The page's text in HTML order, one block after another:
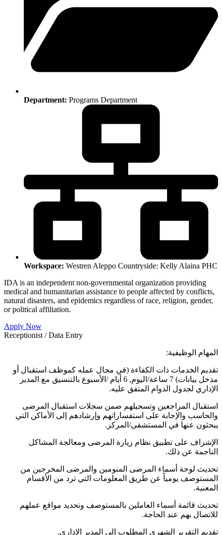
Department: Programs Department
Workspace: Westren Aleppo Countryside: Kelly Alaina PHC
IDA is an independent non-governmental organization providing
medical and humanitarian assistance to people affected by conflicts,
natural disasters, and epidemics regardless of race, religion, gender,
or political affiliation.
Apply Now
Receptionist / Data Entry
المهام الوظيفية:
تقديم الخدمات ذات الكفاءة (في مجال عمله كموظف استقبال أو
مدخل بيانات) 7 ساعة/اليوم, 6 أيام /الأسبوع بالتنسيق مع المدير
الإداري لجدول الدوام المتفق عليه.
استقبال المراجعين وتسجيلهم ضمن سجلات استقبال المرضى
والحاسب والإجابة على استفساراتهم وإرشادهم إلى الأماكن التي
يبحثون عنها في المستشفى/المركز.
الإشراف على تطبيق نظام زيارة المرضى ومعالجة المشاكل
الناجمة عن ذلك.
تحديث لوحة أسماء المرضى المنومين والمرضى المخرجين من
المستوصف يومياً عن طريق المعلومات التي ترد من الأقسام
المعنية.
تحديث قائمة أسماء العاملين بالمستوصف وتحديد مواقع عملهم
للاتصال بهم عند الحاجة.
تقديم التقرير الشهري المطلوب إلى المدير الإداري.